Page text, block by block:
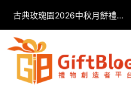
古典玫瑰園2026中秋月餅禮盒開箱分享 / 餐飲門市下午茶 體驗分享